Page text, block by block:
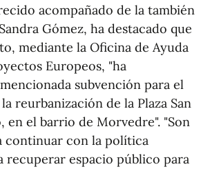
acompañado de la también
Gómez, ha destacado que
mediante la Oficina de Ayuda
Europeos, "ha
subvención para el
reurbanización de la Plaza San
en el barrio de Morvedre". "Son
continuar con la política
recuperar espacio público para